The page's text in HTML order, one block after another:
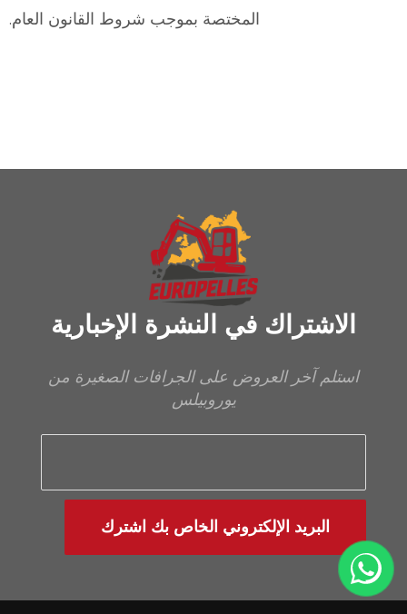
المختصة بموجب شروط القانون العام.
الاشتراك في النشرة الإخبارية
استلم آخر العروض على الجرافات الصغيرة من
يوروبيلس
البريد الإلكتروني الخاص بك اشترك